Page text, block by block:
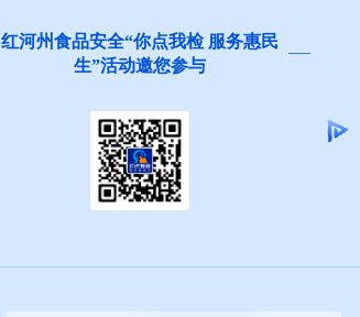
阻碍民营经济发展壮大问题线索征
集